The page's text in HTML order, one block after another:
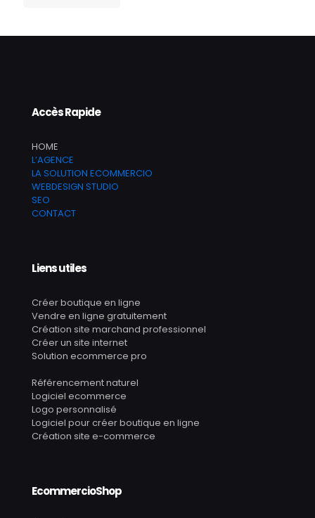
Accès Rapide
HOME
L’AGENCE
LA SOLUTION ECOMMERCIO
WEBDESIGN STUDIO
SEO
CONTACT
Liens utiles
Créer boutique en ligne
Vendre en ligne gratuitement
Création site marchand professionnel
Créer un site internet
Solution ecommerce pro
Référencement naturel
Logiciel ecommerce
Logo personnalisé
Logiciel pour créer boutique en ligne
Création site e-commerce
EcommercioShop